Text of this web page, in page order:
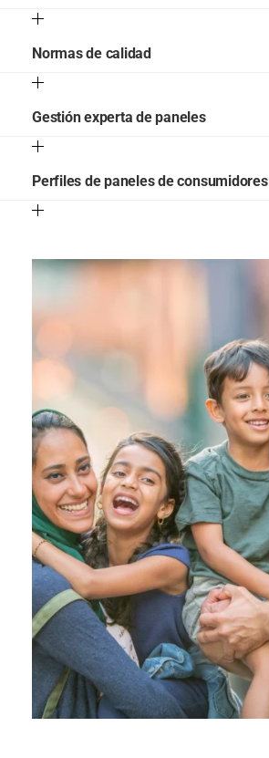
Normas de calidad
Gestión experta de paneles
Perfiles de paneles de consumidores